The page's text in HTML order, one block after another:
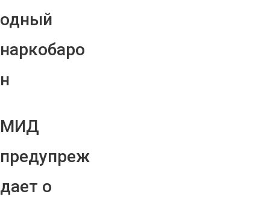
одный
наркобаро
н
МИД
предупреж
дает о